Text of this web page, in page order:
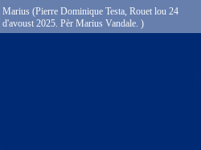
Marius (Pierre Dominique Testa, Rouet lou 24
d'avoust 2025. Pèr Marius Vandale. )